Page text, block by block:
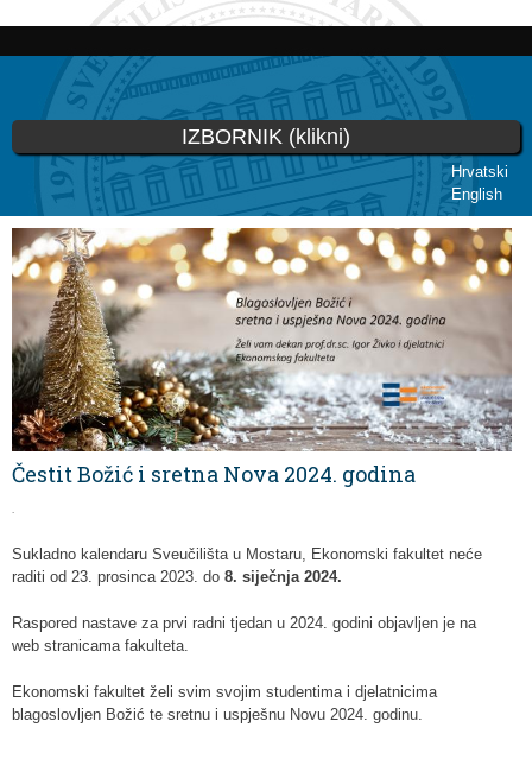
Skoči
glavni
sadržaj
Hrvatski
English
IZBORNIK (klikni)
Vi ste ovdje
Čestit Božić i sretna Nova 2024. godina
.
Sukladno kalendaru Sveučilišta u Mostaru, Ekonomski fakultet neće
raditi od 23. prosinca 2023. do 8. siječnja 2024.
Raspored nastave za prvi radni tjedan u 2024. godini objavljen je na
web stranicama fakulteta.
Ekonomski fakultet želi svim svojim studentima i djelatnicima
blagoslovljen Božić te sretnu i uspješnu Novu 2024. godinu.